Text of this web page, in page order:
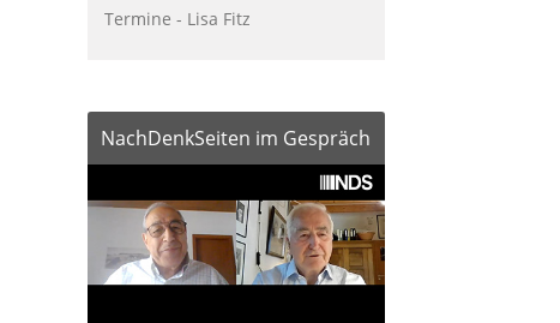
Termine - Lisa Fitz
NachDenkSeiten im Gespräch